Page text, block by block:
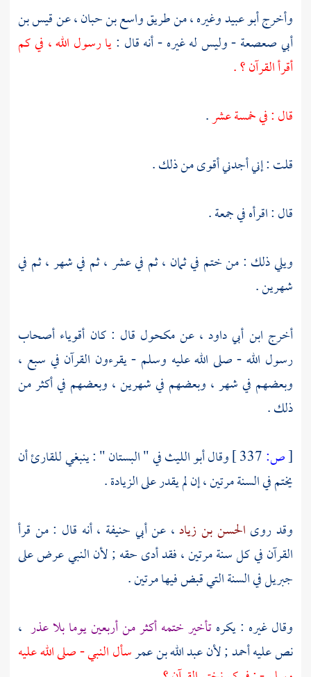
وأخرجأبو عبيدوغيره ، من طريقواسع بن حبان، عنقيس بن
أبي صعصعة- وليس له غيره - أنه قال :يا رسول الله ، في كم
أقرأ القرآن ؟ .
قال : في خمسة عشر.
قلت : إني أجدني أقوى من ذلك .
قال : اقرأه في جمعة .
ويلي ذلك : من ختم في ثمان ، ثم في عشر ، ثم في شهر ، ثم في
شهرين .
أخرج ابن أبي داود ، عنمكحول قال : كان أقوياء أصحاب
رسول الله - صلى الله عليه وسلم - يقرءون القرآن في سبع ،
وبعضهم في شهر ، وبعضهم في شهرين ، وبعضهم في أكثر من
ذلك .
[ص: وقالأبو الليثفي " البستان " : ينبغي للقارئ أن
يختم في السنة مرتين ، إن لم يقدر على الزيادة .
وقد روى الحسن بن زياد، عنأبي حنيفة ، أنه قال : من قرأ
القرآن في كل سنة مرتين ، فقد أدى حقه ; لأن النبي عرض على
جبريلفي السنة التي قبض فيها مرتين .
وقال غيره : يكرهتأخير ختمه أكثر من أربعين يوما بلا عذر ،
نص عليهأحمد ;لأنعبد الله بن عمرسأل النبي - صلى الله عليه